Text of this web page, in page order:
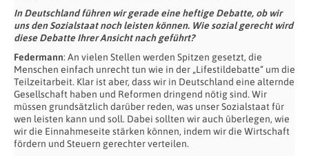
In Deutschland führen wir gerade eine heftige Debatte, ob wir
uns den Sozialstaat noch leisten können. Wie sozial gerecht wird
diese Debatte Ihrer Ansicht nach geführt?
Federmann: An vielen Stellen werden Spitzen gesetzt, die
Menschen einfach unrecht tun wie in der „Lifestildebatte“ um die
Teilzeitarbeit. Klar ist aber, dass wir in Deutschland eine alternde
Gesellschaft haben und Reformen dringend nötig sind. Wir
müssen grundsätzlich darüber reden, was unser Sozialstaat für
wen leisten kann und soll. Dabei sollten wir auch überlegen, wie
wir die Einnahmeseite stärken können, indem wir die Wirtschaft
fördern und Steuern gerechter verteilen.